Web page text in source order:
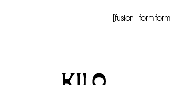
[fusion_form